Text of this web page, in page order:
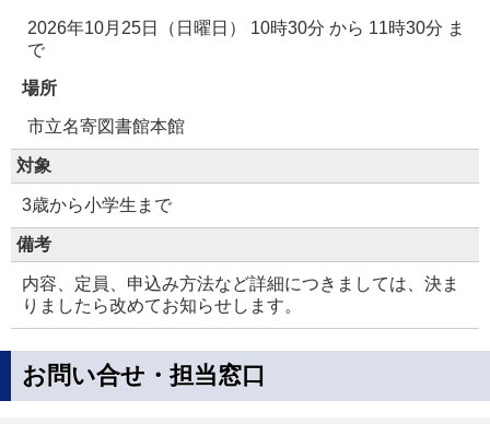
2026年10月25日（日曜日） 10時30分 から 11時30分 ま
で
場所
市立名寄図書館本館
対象
3歳から小学生まで
備考
内容、定員、申込み方法など詳細につきましては、決ま
りましたら改めてお知らせします。
お問い合せ・担当窓口